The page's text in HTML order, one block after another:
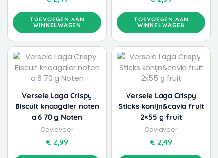
TOEVOEGEN AAN
WINKELWAGEN
TOEVOEGEN AAN
WINKELWAGEN
Versele Laga Crispy
Biscuit knaagdier noten
a 6 70 g Noten
Caviavoer
€2,99
Versele Laga Crispy
Sticks konijn&cavia fruit
2×55 g fruit
Caviavoer
€2,49